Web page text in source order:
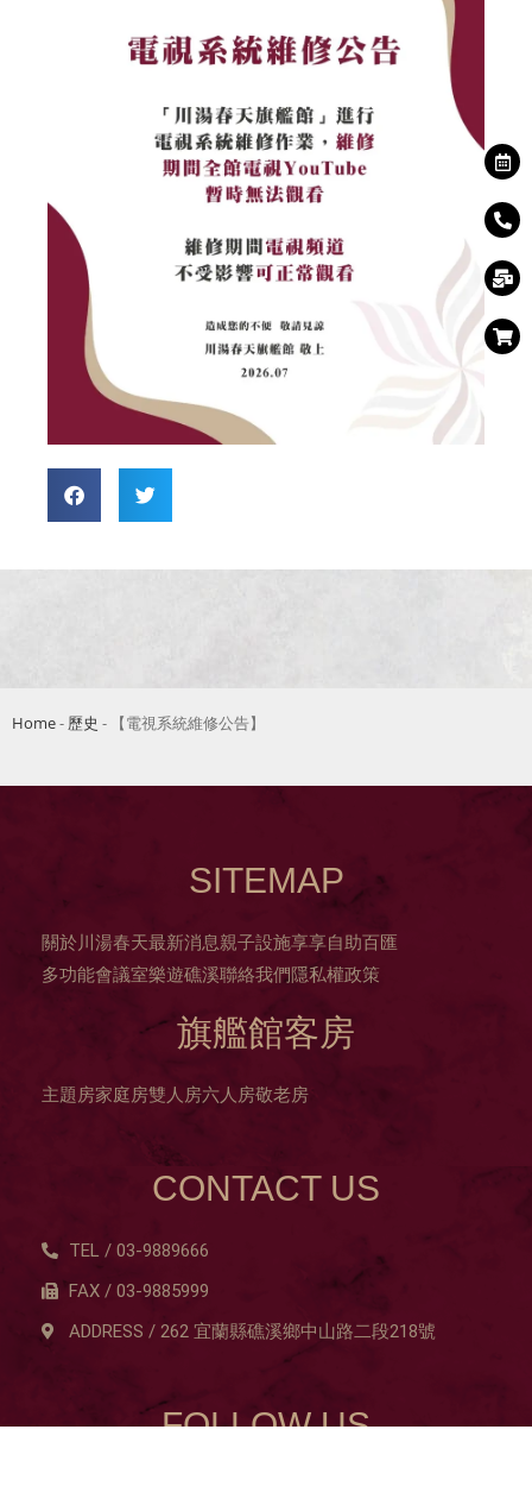
Home- 歷史 - 【電視系統維修公告】
SITEMAP
關於川湯春天最新消息親子設施享享自助百匯
多功能會議室樂遊礁溪聯絡我們隱私權政策
旗艦館客房
主題房家庭房雙人房六人房敬老房
CONTACT US
TEL / 03-9889666
FAX / 03-9885999
ADDRESS / 262 宜蘭縣礁溪鄉中山路二段218號
FOLLOW US